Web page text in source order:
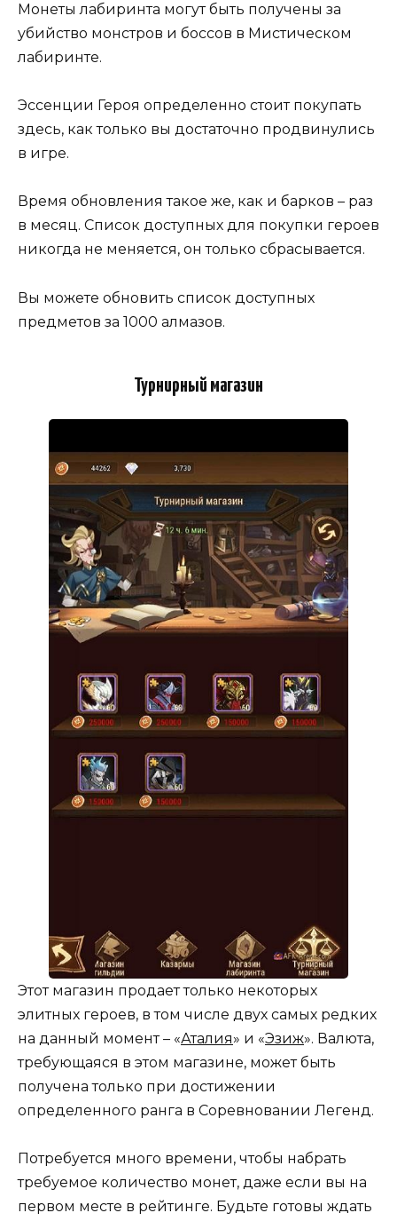
Монеты лабиринта могут быть получены за
убийство монстров и боссов в Мистическом
лабиринте.
Эссенции Героя определенно стоит покупать
здесь, как только вы достаточно продвинулись
в игре.
Время обновления такое же, как и барков – раз
в месяц. Список доступных для покупки героев
никогда не меняется, он только сбрасывается.
Вы можете обновить список доступных
предметов за 1000 алмазов.
Турнирный магазин
Этот магазин продает только некоторых
элитных героев, в том числе двух самых редких
на данный момент – «Аталия» и «Эзиж». Валюта,
требующаяся в этом магазине, может быть
получена только при достижении
определенного ранга в Соревновании Легенд.
Потребуется много времени, чтобы набрать
требуемое количество монет, даже если вы на
первом месте в рейтинге. Будьте готовы ждать